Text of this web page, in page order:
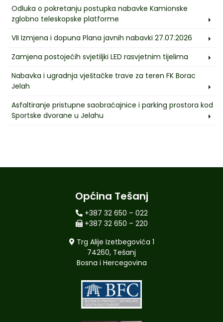
Odluka o pokretanju postupka nabavke Kamionske
zglobno teleskopske platforme
VII Izmjena i dopuna Plana javnih nabavki 27.07.2026
Zamjena postojećih svjetiljki LED rasvjetnim tijelima
Nabavka i ugradnja vještačke trave za teren FK Borac
Jelah
Asfaltiranje pristupne saobraćajnice i parking prostora kod
Sportske dvorane u Jelahu
Općina Tešanj
+387 32 650 – 022
+387 32 650 – 220
Trg Alije Izetbegovića 1
74260, Tešanj
Bosna i Hercegovina